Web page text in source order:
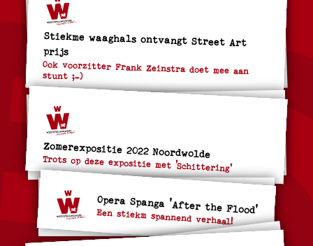
Stiekme waaghals ontvangt Street Art
prijs
Ook voorzitter Frank Zeinstra doet mee aan
stunt ;-)
Zomerexpositie 2022 Noordwolde
Trots op deze expositie met 'Schittering'
Opera Spanga 'After the Flood'
Een stiekm spannend verhaal!